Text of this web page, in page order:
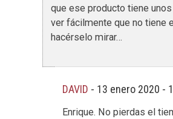
que ese producto tiene
ver fácilmente que no tiene
hacérselo mirar…
DAVID - 13 enero 2020 -
Enrique. No pierdas el